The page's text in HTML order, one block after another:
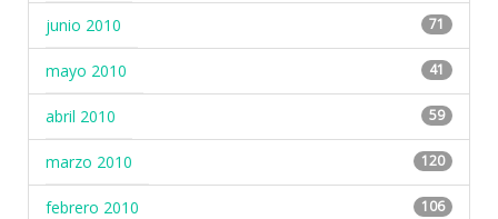
junio 2010 71
mayo 2010 41
abril 2010 59
marzo 2010 120
febrero 2010 106